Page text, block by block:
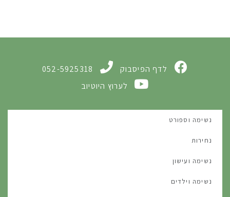
לדף הפיסבוק
052-5925318
לערוץ היוטיוב
נשימה וספורט
נחירות
נשימה ועישון
נשימה וילדים